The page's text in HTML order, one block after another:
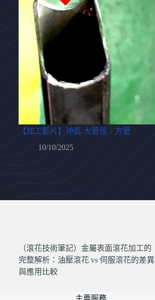
【加工影片】沖弧-大管徑｜方管
10/10/2025
（滾花技術筆記）金屬表面滾花加工的
完整解析：油壓滾花 vs 伺服滾花的差異
與應用比較